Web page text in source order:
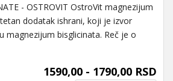
- OSTROVIT OstroVit magnezijum
dodatak ishrani, koji je izvor
magnezijum bisglicinata. Reč je o
1590,00 - 1790,00 RSD